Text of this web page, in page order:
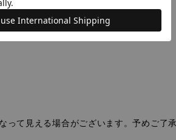
て見える場合がございます。予めご了承